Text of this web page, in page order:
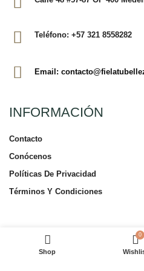
Teléfono: +57 321 8558282
Email:
INFORMACIÓN
Contacto
Conócenos
Políticas De Privacidad
Términos Y Condiciones
TIENDA EN LÍNEA
Shop
0